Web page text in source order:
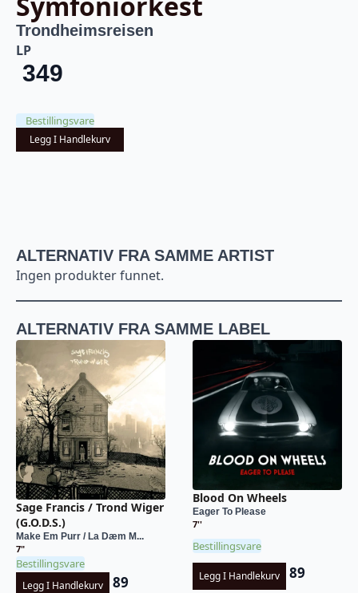
Trondheimsreisen
LP
349
Bestillingsvare
Legg I Handlekurv
ALTERNATIV FRA SAMME ARTIST
Ingen produkter funnet.
ALTERNATIV FRA SAMME LABEL
Sage Francis / Trond Wiger
(G.O.D.S.)
Make Em Purr / La Dæm M...
7"
Bestillingsvare
Legg I Handlekurv 89
Blood On Wheels
Eager To Please
7''
Bestillingsvare
Legg I Handlekurv 89